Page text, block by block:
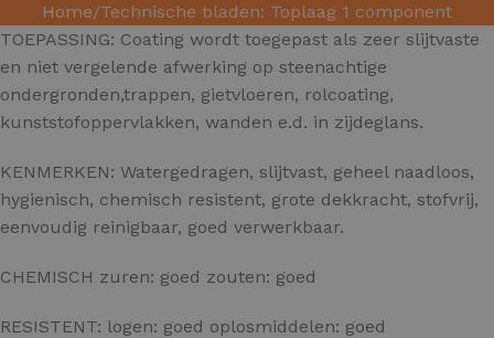
Home Technische bladen: Toplaag 1 component
TOEPASSING: Coating wordt toegepast als zeer slijtvaste
en niet vergelende afwerking op steenachtige
ondergronden,trappen, gietvloeren, rolcoating,
kunststofoppervlakken, wanden e.d. in zijdeglans.
KENMERKEN: Watergedragen, slijtvast, geheel naadloos,
hygienisch, chemisch resistent, grote dekkracht, stofvrij,
eenvoudig reinigbaar, goed verwerkbaar.
CHEMISCH zuren: goed zouten: goed
RESISTENT: logen: goed oplosmiddelen: goed